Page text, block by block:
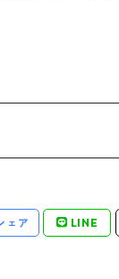
ェア LINE